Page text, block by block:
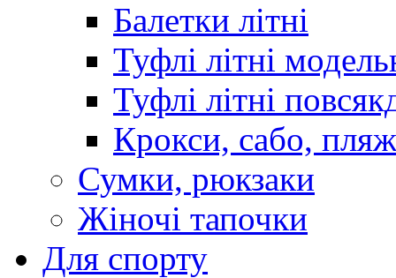
Балетки літні
Туфлі літні
Туфлі літні
Крокси, сабо,
Сумки, рюкзаки
Жіночі тапочки
Для спорту